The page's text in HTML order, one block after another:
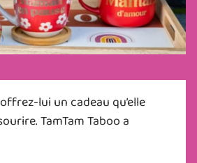
lui un cadeau qu’elle
TamTam Taboo a